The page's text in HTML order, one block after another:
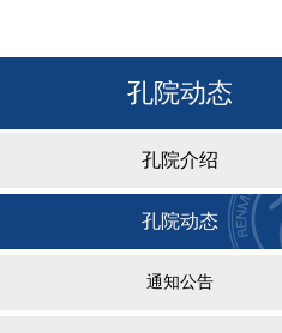
孔院动态
孔院介绍
孔院动态
通知公告